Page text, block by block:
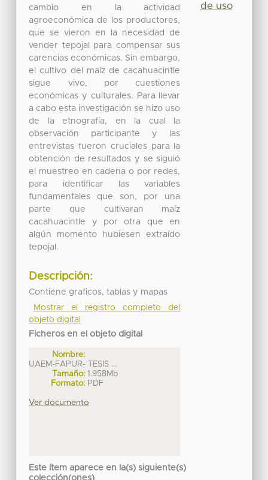
cambio en la actividad
agroeconómica de los productores,
que se vieron en la necesidad de
vender tepojal para compensar sus
carencias económicas. Sin embargo,
el cultivo del maíz de cacahuacintle
sigue vivo, por cuestiones
económicas y culturales. Para llevar
a cabo esta investigación se hizo uso
de la etnografía, en la cual la
observación participante y las
entrevistas fueron cruciales para la
obtención de resultados y se siguió
el muestreo en cadena o por redes,
para identificar las variables
fundamentales que son, por una
parte que cultivaran maíz
cacahuacintle y por otra que en
algún momento hubiesen extraído
tepojal.
Descripción:
Contiene graficos, tablas y mapas
Mostrar el registro completo del
objeto digital
Ficheros en el objeto digital
Nombre:
UAEM-FAPUR- TESIS ...
Tamaño: 1.958Mb
Formato: PDF
Ver documento
Este ítem aparece en la(s) siguiente(s)
colección(ones)
de uso